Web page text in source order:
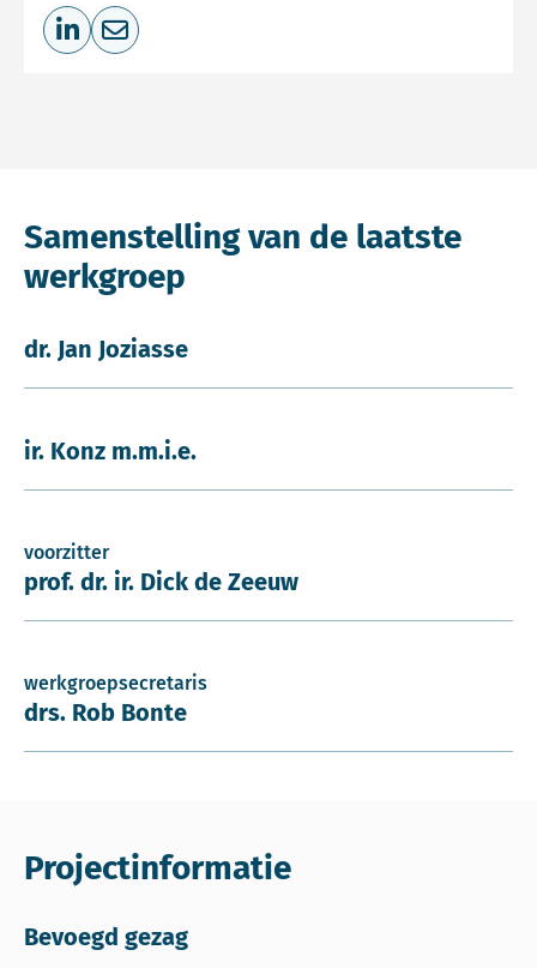
Deel op LinkedIn
Deel via e-mail
Samenstelling van de laatste
werkgroep
dr. Jan Joziasse
ir. Konz m.m.i.e.
voorzitter
prof. dr. ir. Dick de Zeeuw
werkgroepsecretaris
drs. Rob Bonte
Projectinformatie
Bevoegd gezag